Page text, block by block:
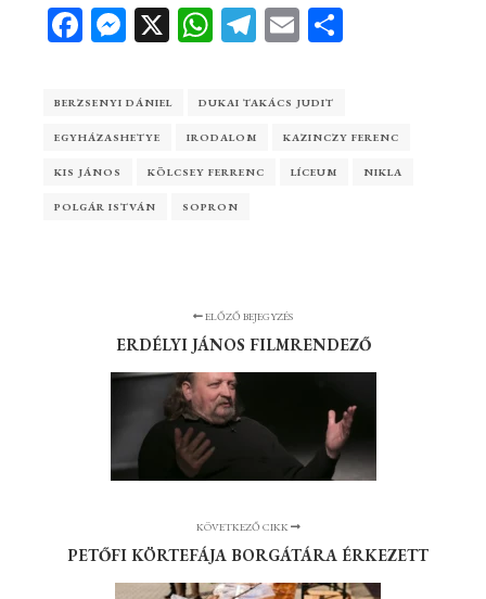
Facebook
Messenger
X WhatsApp
Telegram
Email
BERZSENYI DÁNIEL DUKAI TAKÁCS JUDIT
EGYHÁZASHETYE IRODALOM KAZINCZY FERENC
KIS JÁNOS KÖLCSEY FERRENC LÍCEUM NIKLA
POLGÁR ISTVÁN SOPRON
ELŐZŐ BEJEGYZÉS
ERDÉLYI JÁNOS FILMRENDEZŐ
KÖVETKEZŐ CIKK
PETŐFI KÖRTEFÁJA BORGÁTÁRA ÉRKEZETT